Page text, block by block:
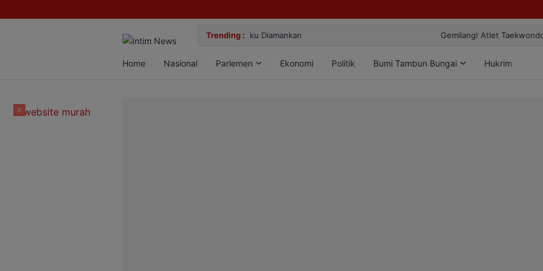
Trending : Gemilang! Atlet Taekwondo Kobar Panen 89 Medali di Ajang Bergengsi
Home Nasional Parlemen Ekonomi Politik Bumi Tambun Bungai Hukrim